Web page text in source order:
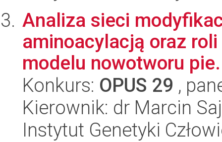
Analiza sieci
aminoacylacją oraz
modelu nowotworu
Konkurs: OPUS 29 ,
Kierownik: dr Marcin
Instytut Genetyki